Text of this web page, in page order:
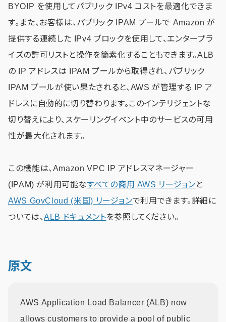
BYOIP を使用してパブリック IPv4 コストを最適化できま
す。また、お客様は、パブリック IPAM プールで Amazon が
提供する連続した IPv4 ブロックを使用して、エンタープラ
イズの許可リストと操作を簡素化することもできます。ALB
の IP アドレスは IPAM プールから取得され、パブリック
IPAM プールが使い果たされると、AWS が管理する IP ア
ドレスに自動的に切り替わります。このインテリジェントな
切り替えにより、スケーリングイベント中のサービスの可用
性が最大化されます。
この機能は、Amazon VPC IP アドレスマネージャー
(IPAM) が利用可能なすべての商用 AWS リージョン と
AWS GovCloud (米国) リージョンで利用できます。詳細に
ついては、ALB ドキュメントを参照してください。
原文
AWS Application Load Balancer (ALB) now
allows customers to provide a pool of public